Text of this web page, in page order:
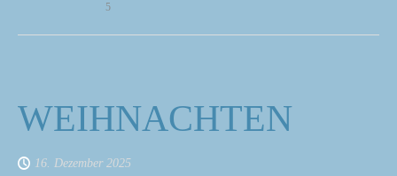
5
WEIHNACHTEN
16. Dezember 2025